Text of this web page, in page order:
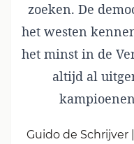
zoeken. De
het westen
het minst in de
altijd al
Guido de Schrijver|